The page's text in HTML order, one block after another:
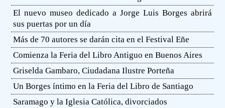
El nuevo museo dedicado a Jorge Luis Borges abrirá
sus puertas por un día
Más de 70 autores se darán cita en el Festival Eñe
Comienza la Feria del Libro Antiguo en Buenos Aires
Griselda Gambaro, Ciudadana Ilustre Porteña
Un Borges íntimo en la Feria del Libro de Santiago
Saramago y la Iglesia Católica, divorciados